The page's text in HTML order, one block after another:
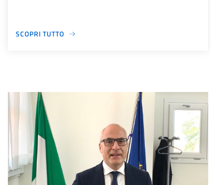
SCOPRI TUTTO